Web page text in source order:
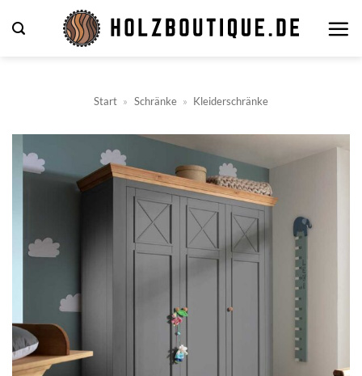
Inhalt
Start » Schränke » Kleiderschränke